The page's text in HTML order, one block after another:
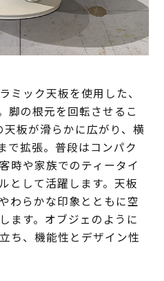
ミック天板を使用した、
脚の根元を回転させるこ
板が滑らかに広がり、横
で拡張。普段はコンパク
時や家族でのティータイ
として活躍します。天板
わらかな印象とともに空
ます。オブジェのように
ち、機能性とデザイン性